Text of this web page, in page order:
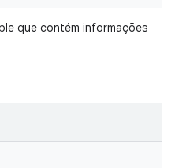
que contém informações